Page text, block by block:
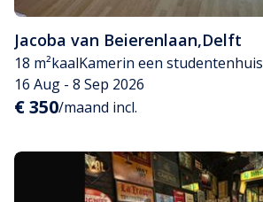
Jacoba van Beierenlaan,Delft
18 m²kaalKamerin een studentenhuis
16 Aug - 8 Sep 2026
€ 350/maand incl.